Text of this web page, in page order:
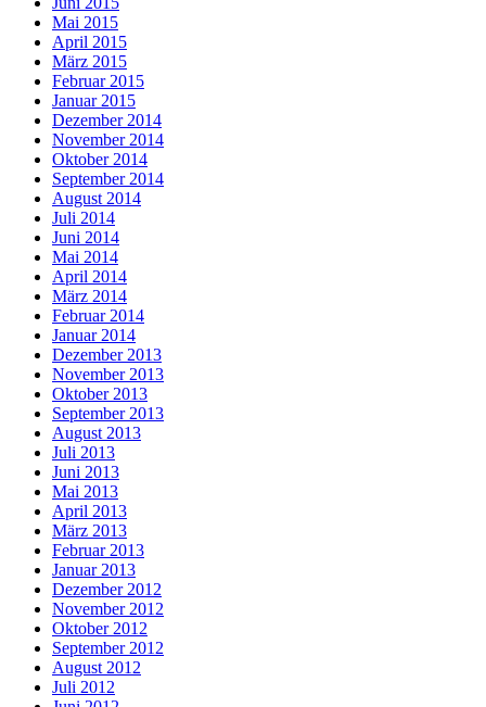
Mai 2015
April 2015
März 2015
Februar 2015
Januar 2015
Dezember 2014
November 2014
Oktober 2014
September 2014
August 2014
Juli 2014
Juni 2014
Mai 2014
April 2014
März 2014
Februar 2014
Januar 2014
Dezember 2013
November 2013
Oktober 2013
September 2013
August 2013
Juli 2013
Juni 2013
Mai 2013
April 2013
März 2013
Februar 2013
Januar 2013
Dezember 2012
November 2012
Oktober 2012
September 2012
August 2012
Juli 2012